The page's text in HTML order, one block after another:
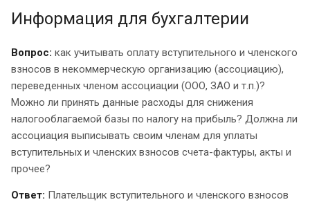
Информация для бухгалтерии
Вопрос: как учитывать оплату вступительного и членского
взносов в некоммерческую организацию (ассоциацию),
переведенных членом ассоциации (ООО, ЗАО и т.п.)?
Можно ли принять данные расходы для снижения
налогооблагаемой базы по налогу на прибыль? Должна ли
ассоциация выписывать своим членам для уплаты
вступительных и членских взносов счета-фактуры, акты и
прочее?
Ответ: Плательщик вступительного и членского взносов